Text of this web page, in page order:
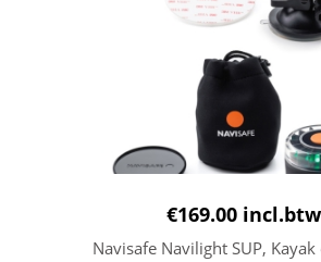
€169.00 incl.btw
Navisafe Navilight SUP,